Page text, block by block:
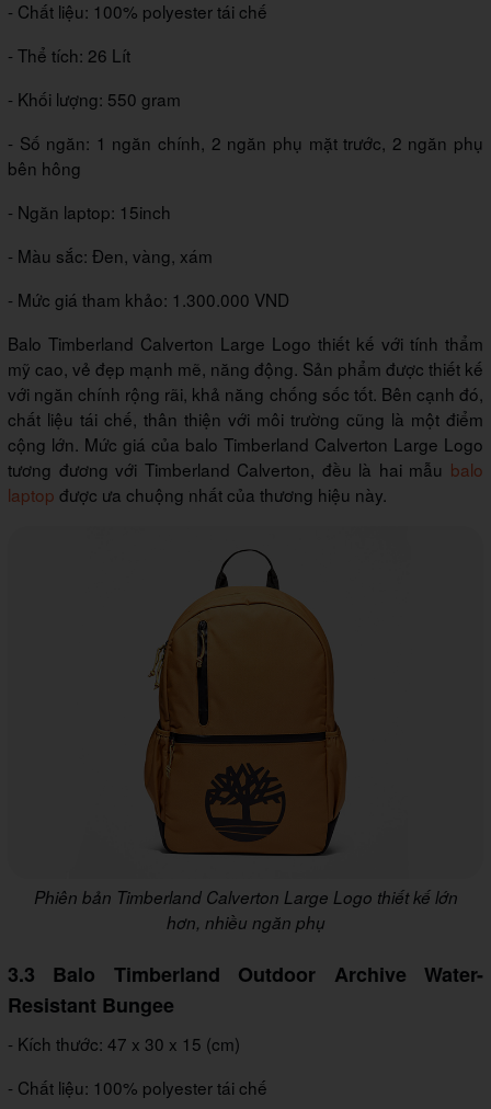
- Chất liệu: 100% polyester tái chế
- Thể tích: 26 Lít
- Khối lượng: 550 gram
- Số ngăn: 1 ngăn chính, 2 ngăn phụ mặt trước, 2 ngăn phụ
bên hông
- Ngăn laptop: 15inch
- Màu sắc: Đen, vàng, xám
- Mức giá tham khảo: 1.300.000 VND
Balo Timberland Calverton Large Logo thiết kế với tính thẩm
mỹ cao, vẻ đẹp mạnh mẽ, năng động. Sản phẩm được thiết kế
với ngăn chính rộng rãi, khả năng chống sốc tốt. Bên cạnh đó,
chất liệu tái chế, thân thiện với môi trường cũng là một điểm
cộng lớn. Mức giá của balo Timberland Calverton Large Logo
tương đương với Timberland Calverton, đều là hai mẫu balo
laptop được ưa chuộng nhất của thương hiệu này.
Phiên bản Timberland Calverton Large Logo thiết kế lớn
hơn, nhiều ngăn phụ
3.3 Balo Timberland Outdoor Archive Water-
Resistant Bungee
- Kích thước: 47 x 30 x 15 (cm)
- Chất liệu: 100% polyester tái chế